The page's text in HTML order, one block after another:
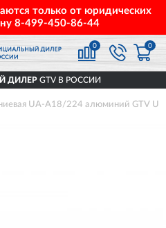
только от юридических
8-499-450-86-44
0 0
ДИЛЕР GTV В РОССИИ
UA-A18/224 алюминий GTV